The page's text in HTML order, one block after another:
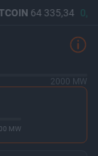
64 335,34
2000 MW
MW